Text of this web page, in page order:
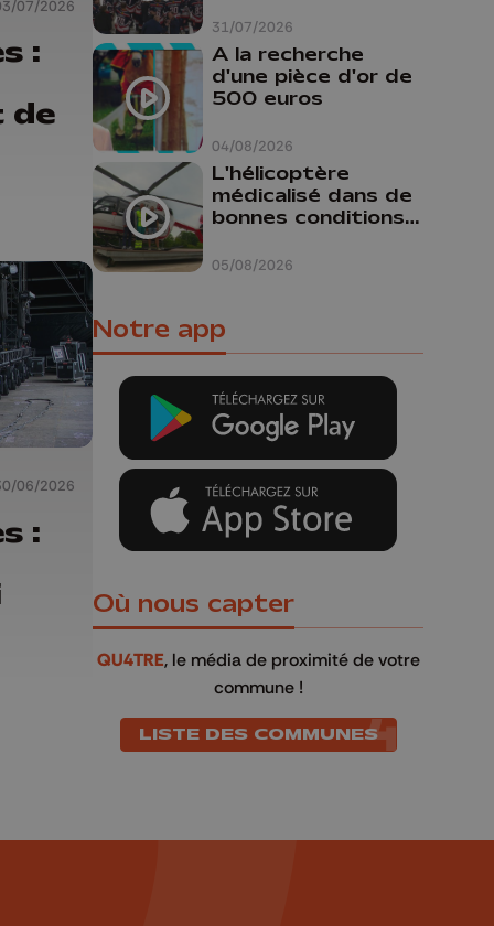
07/2026
:
de
06/2026
:
31/07/2026
04/08/2026
A la recherche
d'une pièce d'or de
500 euros
05/08/2026
L'hélicoptère
médicalisé dans de
bonnes conditions à
Notre app
Où nous capter
QU4TRE, le média de proximité de votre
commune !
LISTE DES COMMUNES